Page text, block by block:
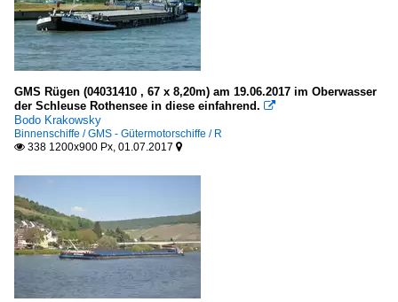
GMS Rügen (04031410 , 67 x 8,20m) am 19.06.2017 im Oberwasser
der Schleuse Rothensee in diese einfahrend. 
Bodo Krakowsky
Binnenschiffe / GMS - Gütermotorschiffe / R
 338 1200x900 Px, 01.07.2017 